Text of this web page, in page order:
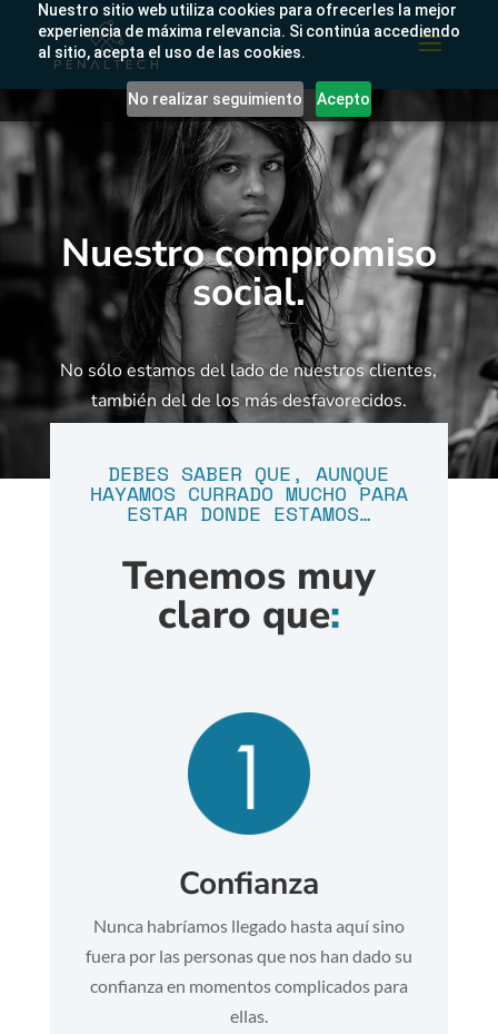
Nuestro sitio web utiliza cookies para ofrecerles la mejor
experiencia de máxima relevancia. Si continúa accediendo
al sitio, acepta el uso de las cookies.
No realizar seguimiento Acepto
Nuestro compromiso
social.
No sólo estamos del lado de nuestros clientes,
también del de los más desfavorecidos.
DEBES SABER QUE, AUNQUE
HAYAMOS CURRADO MUCHO PARA
ESTAR DONDE ESTAMOS…
Tenemos muy
claro que:
Confianza
Nunca habríamos llegado hasta aquí sino
fuera por las personas que nos han dado su
confianza en momentos complicados para
ellas.